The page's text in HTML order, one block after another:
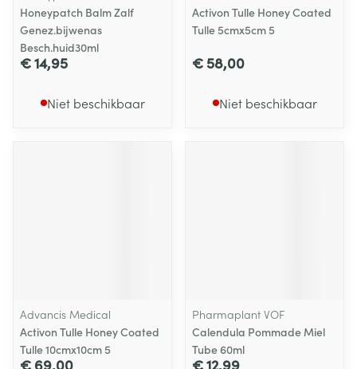
Honeypatch Balm Zalf
Genez.bijwenas
Besch.huid30ml
€ 14,95
Niet beschikbaar
Activon Tulle Honey Coated
Tulle 5cmx5cm 5
€ 58,00
Niet beschikbaar
Advancis Medical
Activon Tulle Honey Coated
Tulle 10cmx10cm 5
€ 69,00
Pharmaplant VOF
Calendula Pommade Miel
Tube 60ml
€ 12,99